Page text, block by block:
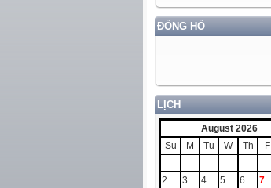
ĐỒNG HỒ
LỊCH
August 2026
Su
M Tu W Th F
2
3 4 5 6 7